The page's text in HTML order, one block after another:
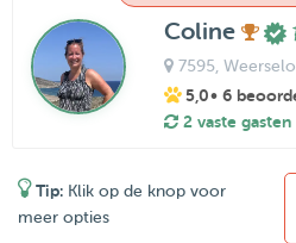
Coline
7595, Weerselo
5,0• 6
2 vaste gasten
Tip: Klik op de knop voor
meer opties